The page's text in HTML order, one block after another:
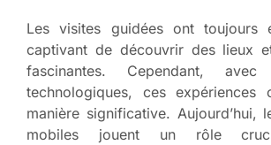
Les visites guidées ont toujours
captivant de découvrir des lieux
fascinantes. Cependant,
technologiques, ces expériences
manière significative. Aujourd’hui,
mobiles jouent un rôle